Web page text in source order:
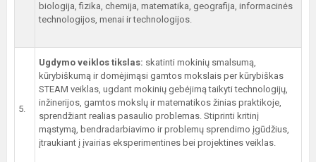
biologija, fizika, chemija, matematika, geografija, informacinės
technologijos, menai ir technologijos.
5.
Ugdymo veiklos tikslas: skatinti mokinių smalsumą,
kūrybiškumą ir domėjimąsi gamtos mokslais per kūrybiškas
STEAM veiklas, ugdant mokinių gebėjimą taikyti technologijų,
inžinerijos, gamtos mokslų ir matematikos žinias praktikoje,
sprendžiant realias pasaulio problemas. Stiprinti kritinį
mąstymą, bendradarbiavimo ir problemų sprendimo įgūdžius,
įtraukiant į įvairias eksperimentines bei projektines veiklas.